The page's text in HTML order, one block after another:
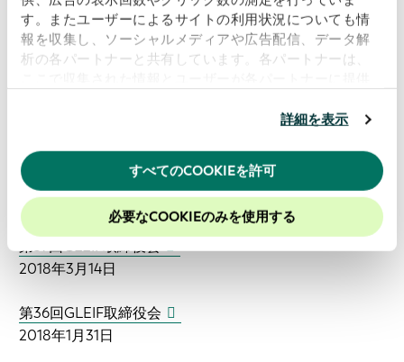
す。またユーザーによるサイトの利用状況についても情
報を収集し、ソーシャルメディアや広告配信、データ解
析の各パートナーと共有しています。各パートナーは、
用したときに収集した他の情報を組み合わせて使用する
ッキーに同意したことになります。
当社のウェブサイトでのエクスペリエンスを向上させる
ために、Cookieを有効にしておくことをお勧めします。
詳細を表示
すべてのCOOKIEを許可
必要なCOOKIEのみを使用する
第40回GLEIF取締役会
2018年8月30日
第38回GLEIF取締役会
2018年5月15日
第37回GLEIF取締役会
2018年3月14日
第36回GLEIF取締役会
2018年1月31日